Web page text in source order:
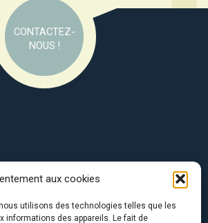
aux cookies
utilisons des technologies telles que les
informations des appareils. Le fait de
CONTACTEZ-
NOUS !